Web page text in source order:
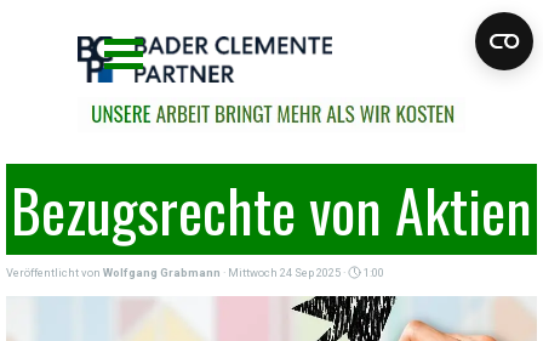
Menü überspringen
Bezugsrechte von Aktien
Veröffentlicht von Wolfgang Grabmann · Mittwoch 24 Sep 2025 · 1:00